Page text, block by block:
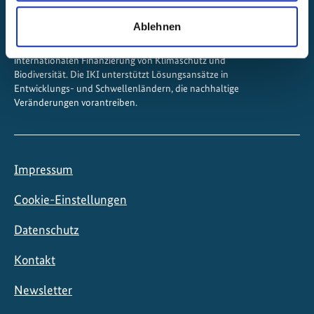
Ablehnen
Die Internationale Klimaschutzinitiative (IKI) ist eines der
wichtigsten Instrumente der Bundesregierung zur
internationalen Finanzierung von Klimaschutz und
Biodiversität. Die IKI unterstützt Lösungsansätze in
Entwicklungs- und Schwellenländern, die nachhaltige
Veränderungen vorantreiben.
Impressum
Cookie-Einstellungen
Datenschutz
Kontakt
Newsletter